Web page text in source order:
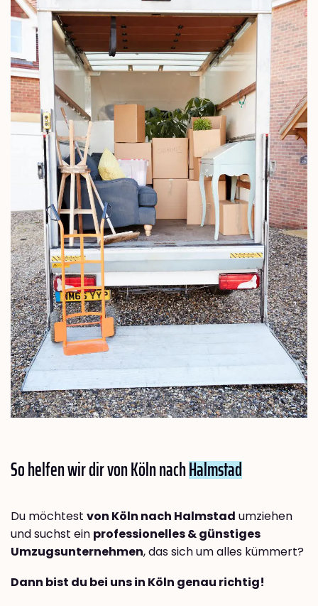
So helfen wir dir von Köln nachHalmstad
Du möchtest von Köln nach Halmstad umziehen
und suchst ein professionelles & günstiges
Umzugsunternehmen, das sich um alles kümmert?
Dann bist du bei uns in Köln genau richtig!